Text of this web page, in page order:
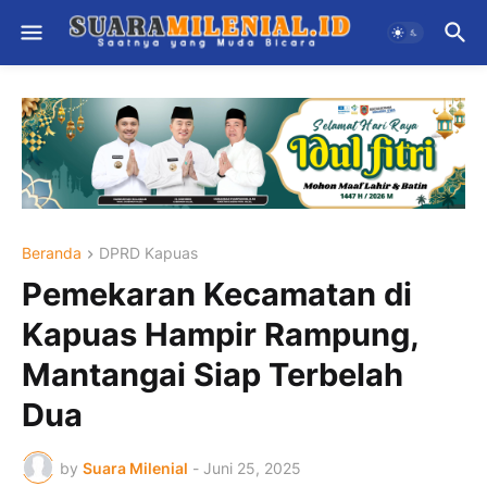
Beranda DPRD Kapuas
Pemekaran Kecamatan di
Kapuas Hampir Rampung,
Mantangai Siap Terbelah
Dua
by Suara Milenial - Juni 25, 2025